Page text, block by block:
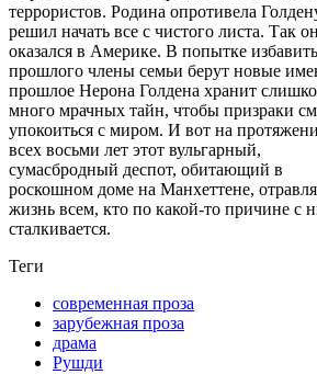
террористов. Родина опротивела
решил начать все с чистого листа. Так он
оказался в Америке. В попытке
прошлого члены семьи берут новые
прошлое Нерона Голдена хранит
много мрачных тайн, чтобы призраки
упокоиться с миром. И вот на
всех восьми лет этот вульгарный,
сумасбродный деспот, обитающий в
роскошном доме на Манхеттене,
жизнь всем, кто по какой-то причине с
сталкивается.
Теги
современная проза
зарубежная проза
драма
Рушди